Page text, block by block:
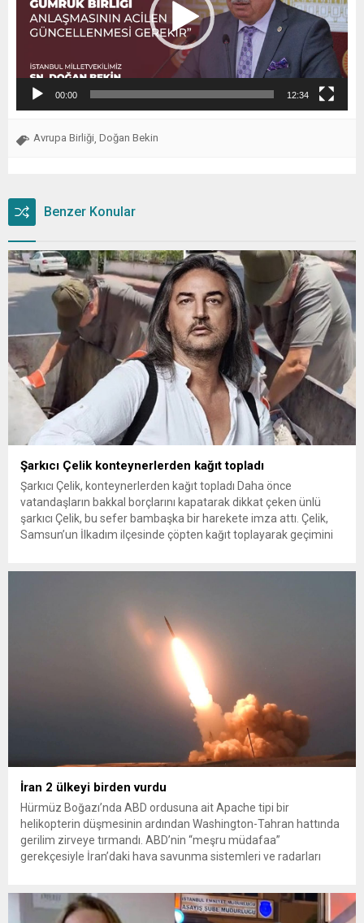
00:00 12:34
Avrupa Birliği Doğan Bekin
Benzer Konular
Şarkıcı Çelik konteynerlerden kağıt topladı
Şarkıcı Çelik, konteynerlerden kağıt topladı Daha önce
vatandaşların bakkal borçlarını kapatarak dikkat çeken ünlü
şarkıcı Çelik, bu sefer bambaşka bir harekete imza attı. Çelik,
Samsun’un İlkadım ilçesinde çöpten kağıt toplayarak geçimini
İran 2 ülkeyi birden vurdu
Hürmüz Boğazı’nda ABD ordusuna ait Apache tipi bir
helikopterin düşmesinin ardından Washington-Tahran hattında
gerilim zirveye tırmandı. ABD’nin “meşru müdafaa”
gerekçesiyle İran’daki hava savunma sistemleri ve radarları
yeni bir ABD saldırısına anında yanıt verileceğini duyurdu....